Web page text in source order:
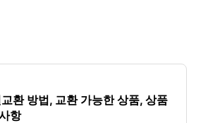
환 방법, 교환 가능한 상품, 상품
항